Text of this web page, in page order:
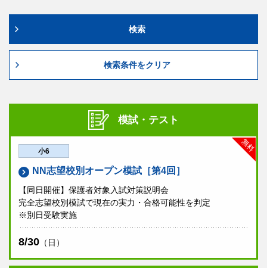
検索
検索条件をクリア
模試・テスト
無料
小6
NN志望校別オープン模試［第4回］
【同日開催】保護者対象入試対策説明会
完全志望校別模試で現在の実力・合格可能性を判定
※別日受験実施
8/30 （日）